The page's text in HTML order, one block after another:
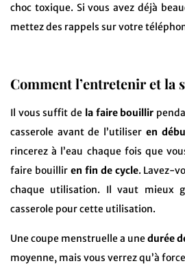
choc toxique. Si vous avez déjà
mettez des rappels sur votre
Comment l’entretenir et la
Il vous suffit de la faire bouillir
casserole avant de l’utiliser en
rincerez à l’eau chaque fois que
faire bouillir en fin de cycle. Lavez-
chaque utilisation. Il vaut mieux
casserole pour cette utilisation.
Une coupe menstruelle a unedurée
moyenne, mais vous verrez qu’à